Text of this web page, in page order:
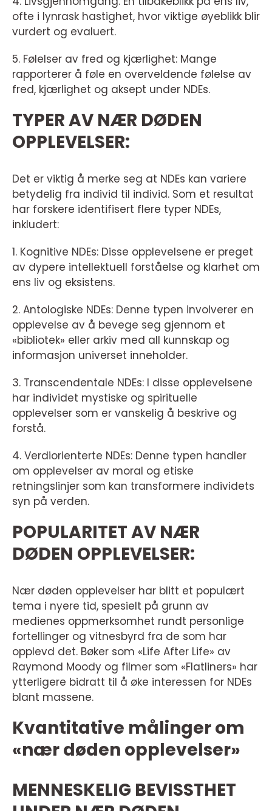
ofte i lynrask hastighet, hvor viktige øyeblikk blir
vurdert og evaluert.
5. Følelser av fred og kjærlighet: Mange
rapporterer å føle en overveldende følelse av
fred, kjærlighet og aksept under NDEs.
TYPER AV NÆR DØDEN
OPPLEVELSER:
Det er viktig å merke seg at NDEs kan variere
betydelig fra individ til individ. Som et resultat
har forskere identifisert flere typer NDEs,
inkludert:
1. Kognitive NDEs: Disse opplevelsene er preget
av dypere intellektuell forståelse og klarhet om
ens liv og eksistens.
2. Antologiske NDEs: Denne typen involverer en
opplevelse av å bevege seg gjennom et
«bibliotek» eller arkiv med all kunnskap og
informasjon universet inneholder.
3. Transcendentale NDEs: I disse opplevelsene
har individet mystiske og spirituelle
opplevelser som er vanskelig å beskrive og
forstå.
4. Verdiorienterte NDEs: Denne typen handler
om opplevelser av moral og etiske
retningslinjer som kan transformere individets
syn på verden.
POPULARITET AV NÆR
DØDEN OPPLEVELSER:
Nær døden opplevelser har blitt et populært
tema i nyere tid, spesielt på grunn av
medienes oppmerksomhet rundt personlige
fortellinger og vitnesbyrd fra de som har
opplevd det. Bøker som «Life After Life» av
Raymond Moody og filmer som «Flatliners» har
ytterligere bidratt til å øke interessen for NDEs
blant massene.
Kvantitative målinger om
«nær døden opplevelser»
MENNESKELIG BEVISSTHET